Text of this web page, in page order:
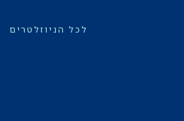
לכל הניוזלטרים